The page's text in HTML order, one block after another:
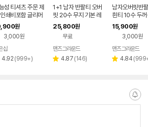
성 티셔츠 주문 제
쇄비포함 글리머
쿨론 단체티 커스
동복 체육복 로고
원
3,000원
샵
4.92 리
(999+)
1+1 남자 반팔티 오버
핏 20수 무지 기본 레
이어드 여름 빅사이즈
커플 티셔츠
25,800원
무료
맨즈그라운드
별 4.87 리
(146)
남자오버핏반
흰티 10수 두꺼
어드 안비치는
15,900원
3,000원
맨즈그라운드
별 4.84 리
(
알